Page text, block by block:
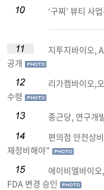
‘구찌’ 뷰티 사
지투지바이오,
공개
리가켐바이오,
수령
종근당, 연구개
편의점 안전상
재정비해야"
에이비엘바이
FDA 변경 승인